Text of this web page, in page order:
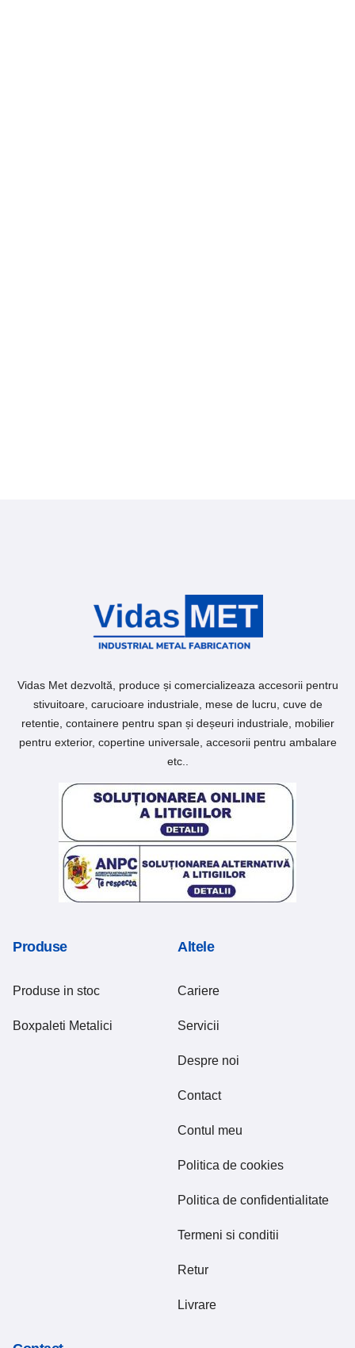
Vidas Met dezvoltă, produce și comercializeaza accesorii pentru
stivuitoare, carucioare industriale, mese de lucru, cuve de
retentie, containere pentru span și deșeuri industriale, mobilier
pentru exterior, copertine universale, accesorii pentru ambalare
etc..
Produse
Produse in stoc
Boxpaleti Metalici
Altele
Cariere
Servicii
Despre noi
Contact
Contul meu
Politica de cookies
Politica de confidentialitate
Termeni si conditii
Retur
Livrare